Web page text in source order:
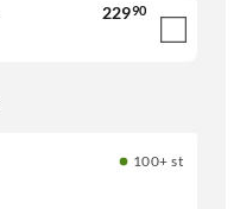
22990
100+ st